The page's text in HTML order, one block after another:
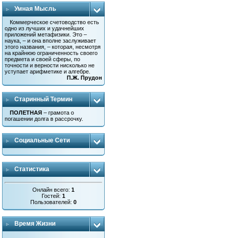
Умная Мысль
Коммерческое счетоводство есть
одно из лучших и удачнейших
приложений метафизики. Это –
наука, – и она вполне заслуживает
этого названия, – которая, несмотря
на крайнюю ограниченность своего
предмета и своей сферы, по
точности и верности нисколько не
уступает арифметике и алгебре.
П.Ж. Прудон
Старинный Термин
ПОЛЕТНАЯ – грамота о
погашении долга в рассрочку.
Социальные Сети
Статистика
Онлайн всего:1
Гостей:1
Пользователей:0
Время Жизни